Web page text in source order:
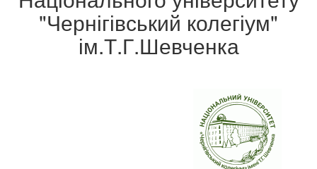
"Чернігівський колегіум"
ім.Т.Г.Шевченка